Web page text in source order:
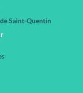
Saint-Quentin